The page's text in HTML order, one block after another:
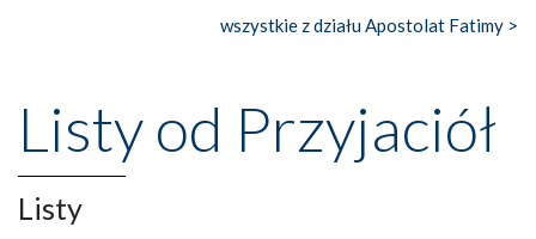
Nasze pielgrzymkowe wyprawy, których celem były
wznoszono na chwałę Bożą, na przykład – w podzięce za
Opatrznościową pomoc w wygranej bitwie o
niepodległość kraju. Zachwyt budziła potężna, a zarazem
misterna architektura tych monumentalnych dzieł,
wspaniałe zdobienia, dbałość ich twórców o detale,
wszystkie z działu Apostolat Fatimy >
Listy od Przyjaciół
Listy